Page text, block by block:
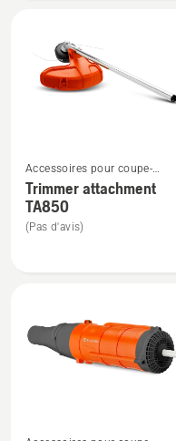
plus
détails
sur
Accessoires pour coupe-
bordures et débroussailleuses
Combi
Trimmer attachment
TA850
(Pas d'avis)